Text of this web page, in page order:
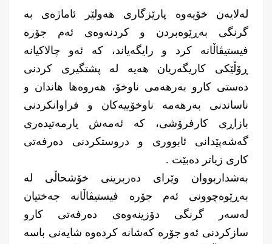
له‌لایه‌ن خۆیه‌وه‌ پارێزگاری هەولێر ئاماژەی بە
گرنگی بەڕێوەبردن و کردنه‌وەی ئەم جۆرە
فیستیڤاڵانە کرد و رایگەیاند، کە ئەو چالاکیانە
ڕۆڵێکی کاریگەریان هەیە لە پشتگیری کردنی
دەستی کارو بەرهەمی ناوخۆ، هەروەها هاندان و
ناساندنی بەرهەمە ناوخۆییەکان و فراوانکردنی
بازاڕی كارفرۆشی، کە ئەمەش یارمەتیدەری
گەشەپێدانی ئابووری و دروستکردنی دەرفەتی
کاری زیاتر دەبێت .
بەشداربووان وێرای ده‌ربرینی خۆشحاڵی لە
بەڕێوەچوونی ئەم جۆرە فیستیڤاڵانه‌ جەختیان
لەسەر گرنگی دۆزینه‌وه‌ی ده‌رفه‌تی كارو
سازکردنی ئه‌و جۆره‌ كه‌شانه‌ كرده‌وه‌ شایه‌نی باسه‌